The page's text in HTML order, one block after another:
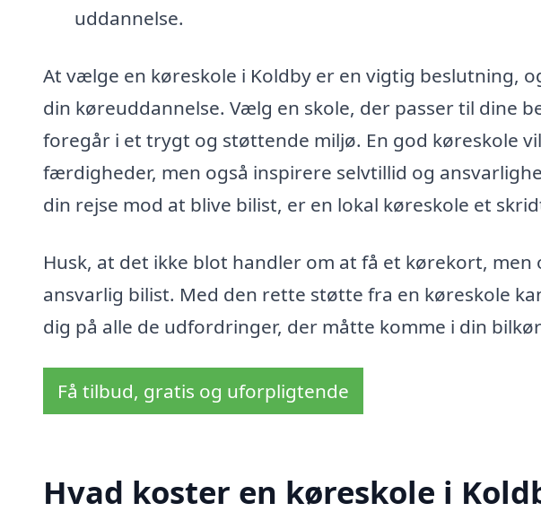
uddannelse.
At vælge en køreskole i Koldby er en vigtig beslutning,
din køreuddannelse. Vælg en skole, der passer til dine
foregår i et trygt og støttende miljø. En god køreskole
færdigheder, men også inspirere selvtillid og
din rejse mod at blive bilist, er en lokal køreskole et
Husk, at det ikke blot handler om at få et kørekort, men
ansvarlig bilist. Med den rette støtte fra en køreskole
dig på alle de udfordringer, der måtte komme i din
Få tilbud, gratis og uforpligtende
Hvad koster en køreskole i